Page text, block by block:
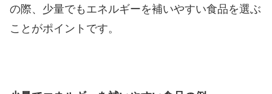
の際、少量でもエネルギーを補いやすい食品を選ぶ
ことがポイントです。